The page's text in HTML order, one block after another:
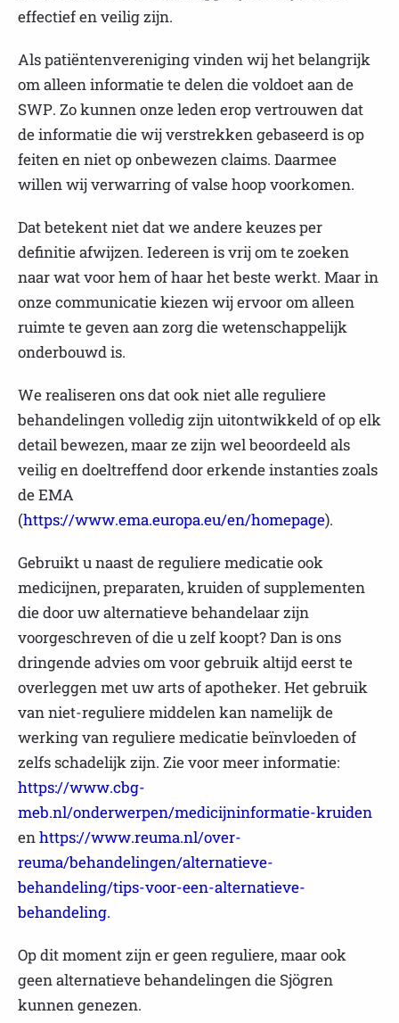
effectief en veilig zijn.
Als patiëntenvereniging vinden wij het belangrijk
om alleen informatie te delen die voldoet aan de
SWP. Zo kunnen onze leden erop vertrouwen dat
de informatie die wij verstrekken gebaseerd is op
feiten en niet op onbewezen claims. Daarmee
willen wij verwarring of valse hoop voorkomen.
Dat betekent niet dat we andere keuzes per
definitie afwijzen. Iedereen is vrij om te zoeken
naar wat voor hem of haar het beste werkt. Maar in
onze communicatie kiezen wij ervoor om alleen
ruimte te geven aan zorg die wetenschappelijk
onderbouwd is.
We realiseren ons dat ook niet alle reguliere
behandelingen volledig zijn uitontwikkeld of op elk
detail bewezen, maar ze zijn wel beoordeeld als
veilig en doeltreffend door erkende instanties zoals
de EMA
(https://www.ema.europa.eu/en/homepage).
Gebruikt u naast de reguliere medicatie ook
medicijnen, preparaten, kruiden of supplementen
die door uw alternatieve behandelaar zijn
voorgeschreven of die u zelf koopt? Dan is ons
dringende advies om voor gebruik altijd eerst te
overleggen met uw arts of apotheker. Het gebruik
van niet-reguliere middelen kan namelijk de
werking van reguliere medicatie beïnvloeden of
zelfs schadelijk zijn. Zie voor meer informatie:
https://www.cbg-
meb.nl/onderwerpen/medicijninformatie-kruiden
en https://www.reuma.nl/over-
reuma/behandelingen/alternatieve-
behandeling/tips-voor-een-alternatieve-
behandeling.
Op dit moment zijn er geen reguliere, maar ook
geen alternatieve behandelingen die Sjögren
kunnen genezen.